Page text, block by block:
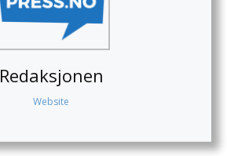
Redaksjonen
Website